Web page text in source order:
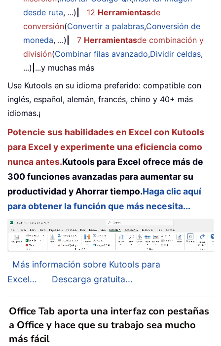
desde ruta, ...) 12 Herramientasde
conversión(Convertir a palabras,Conversión de
moneda, ...) 7 Herramientasde combinación y
división(Combinar filas avanzado,Dividir celdas,
...) ...y muchas más
Use Kutools en su idioma preferido: compatible con
inglés, español, alemán, francés, chino y 40+ más
idiomas.¡
Potencie sus habilidades en Excel con Kutools
para Excel y experimente una eficiencia como
nunca antes.Kutools para Excel ofrece más de
300 funciones avanzadas para aumentar su
productividad y Ahorrar tiempo.Haga clic aquí
para obtener la función que más necesita...
Más información sobre Kutools para
Excel...
Descarga gratuita...
Office Tab aporta una interfaz con pestañas
a Office y hace que su trabajo sea mucho
más fácil